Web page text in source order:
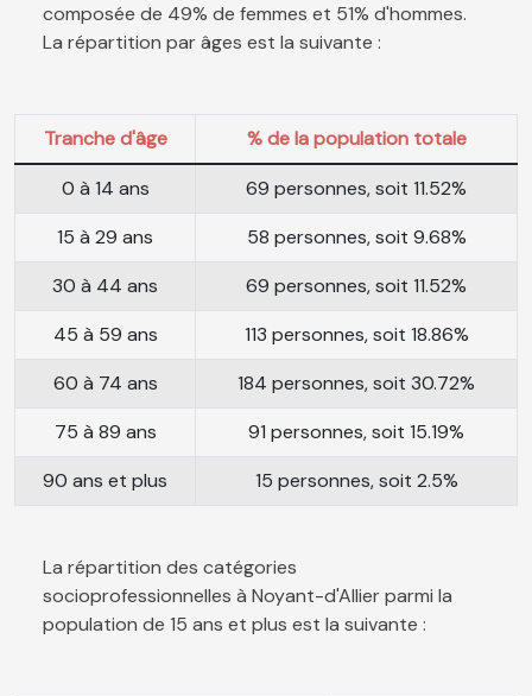
composée de 49% de femmes et 51% d'hommes.
La répartition par âges est la suivante :
Tranche d'âge
% de la population totale
0 à 14 ans
69 personnes, soit 11.52%
15 à 29 ans
58 personnes, soit 9.68%
30 à 44 ans
69 personnes, soit 11.52%
45 à 59 ans
113 personnes, soit 18.86%
60 à 74 ans
184 personnes, soit 30.72%
75 à 89 ans
91 personnes, soit 15.19%
90 ans et plus
15 personnes, soit 2.5%
La répartition des catégories
socioprofessionnelles à Noyant-d'Allier parmi la
population de 15 ans et plus est la suivante :